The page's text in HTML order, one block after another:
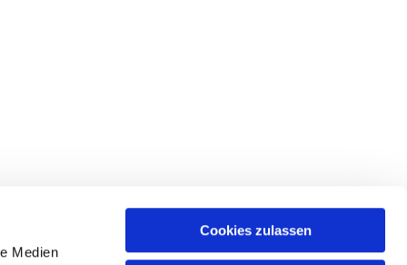
Medien
Cookies zulassen